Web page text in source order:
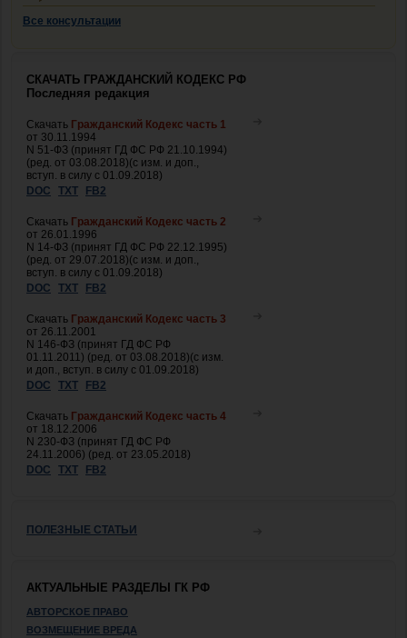
Все консультации
СКАЧАТЬ ГРАЖДАНСКИЙ КОДЕКС РФ
Последняя редакция
Скачать Гражданский Кодекс часть 1
от 30.11.1994
N 51-ФЗ (принят ГД ФС РФ 21.10.1994)
(ред. от 03.08.2018)(с изм. и доп.,
вступ. в силу с 01.09.2018)
DOC
TXT FB2
Скачать Гражданский Кодекс часть 2
от 26.01.1996
N 14-ФЗ (принят ГД ФС РФ 22.12.1995)
(ред. от 29.07.2018)(с изм. и доп.,
вступ. в силу с 01.09.2018)
DOC
TXT FB2
Скачать Гражданский Кодекс часть 3
от 26.11.2001
N 146-ФЗ (принят ГД ФС РФ
01.11.2011) (ред. от 03.08.2018)(с изм.
и доп., вступ. в силу с 01.09.2018)
DOC
TXT FB2
Скачать Гражданский Кодекс часть 4
от 18.12.2006
N 230-ФЗ (принят ГД ФС РФ
24.11.2006) (ред. от 23.05.2018)
DOC
TXT FB2
ПОЛЕЗНЫЕ СТАТЬИ
АКТУАЛЬНЫЕ РАЗДЕЛЫ ГК РФ
АВТОРСКОЕ ПРАВО
ВОЗМЕЩЕНИЕ ВРЕДА